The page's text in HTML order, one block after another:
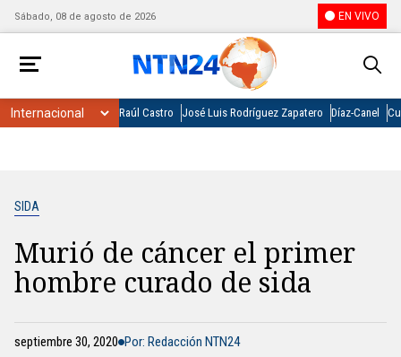
Sábado, 08 de agosto de 2026 EN VIVO
Raúl Castro José Luis Rodríguez Zapatero Díaz-Canel
SIDA
Murió de cáncer el primer
hombre curado de sida
septiembre 30, 2020 Por: Redacción NTN24